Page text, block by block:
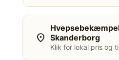
location_on Skanderborg
Klik for lokal pris og